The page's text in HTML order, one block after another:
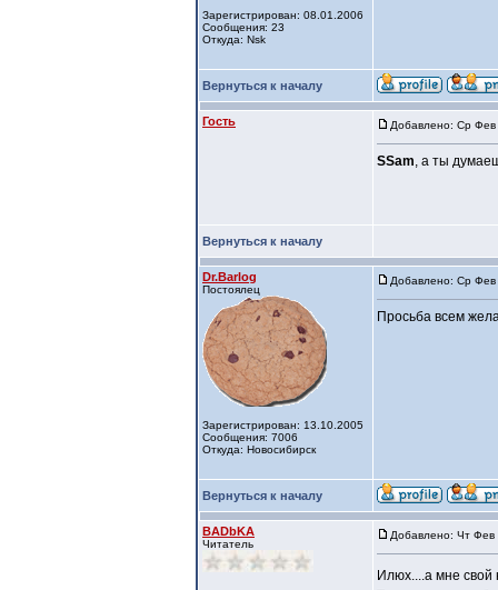
Зарегистрирован: 08.01.2006
Сообщения: 23
Откуда: Nsk
Вернуться к началу
Гость Добавлено: Ср
SSam, а ты
Вернуться к началу
Dr.Barlog
Постоялец
Зарегистрирован: 13.10.2005
Сообщения: 7006
Откуда: Новосибирск
Добавлено: Ср
Просьба всем
Вернуться к началу
BADbKA
Читатель
Добавлено: Чт Фев
Илюх....а мне свой